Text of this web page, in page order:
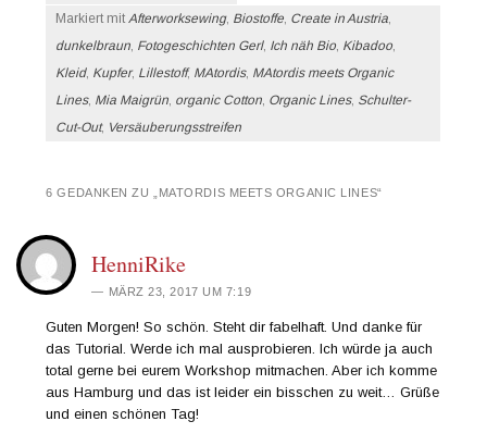
Markiert mitAfterworksewing, Biostoffe, Create in Austria,
dunkelbraun, Fotogeschichten Gerl, Ich näh Bio, Kibadoo,
Kleid, Kupfer, Lillestoff, MAtordis, MAtordis meets Organic
Lines, Mia Maigrün, organic Cotton, Organic Lines, Schulter-
Cut-Out, Versäuberungsstreifen
6 GEDANKEN ZU „ MATORDIS MEETS ORGANIC LINES“
HenniRike
MÄRZ 23, 2017 UM 7:19
Guten Morgen! So schön. Steht dir fabelhaft. Und danke für
das Tutorial. Werde ich mal ausprobieren. Ich würde ja auch
total gerne bei eurem Workshop mitmachen. Aber ich komme
aus Hamburg und das ist leider ein bisschen zu weit… Grüße
und einen schönen Tag!